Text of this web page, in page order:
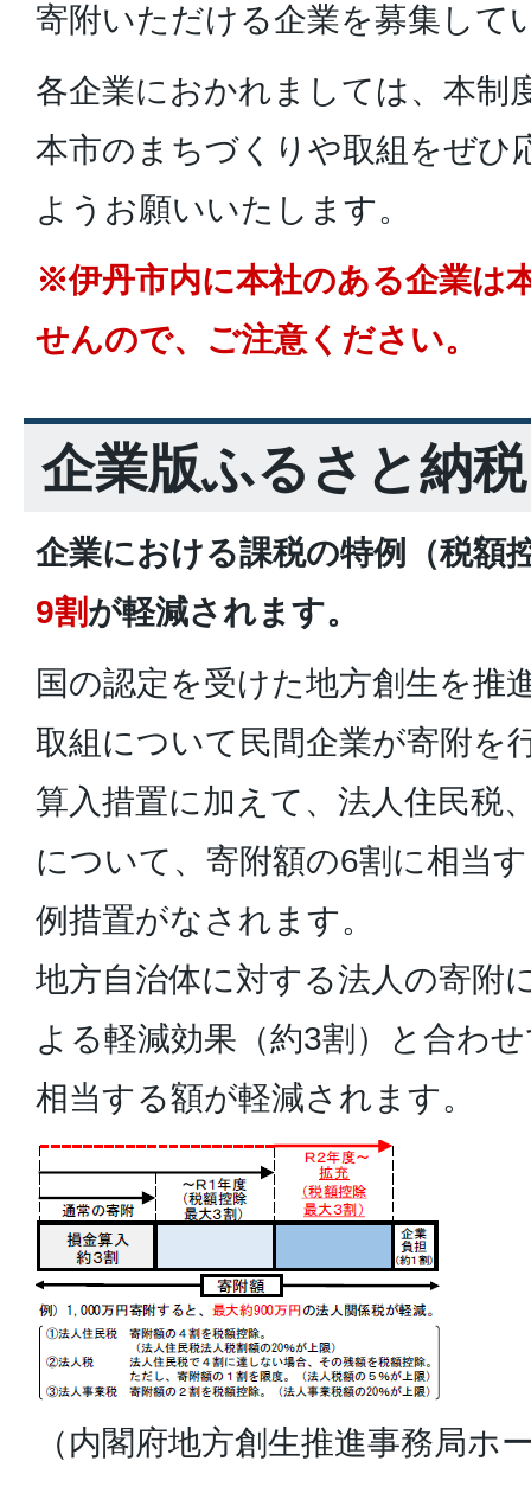
寄附いただける企業を募集して
各企業におかれましては、本制
本市のまちづくりや取組をぜひ
ようお願いいたします。
※伊丹市内に本社のある企業は
せんので、ご注意ください。
企業版ふるさと納
企業における課税の特例（税額
9割が軽減されます。
国の認定を受けた地方創生を推
取組について民間企業が寄附を
算入措置に加えて、法人住民税
について、寄附額の6割に相当
例措置がなされます。
地方自治体に対する法人の寄附
よる軽減効果（約3割）と合わ
相当する額が軽減されます。
（内閣府地方創生推進事務局ホ